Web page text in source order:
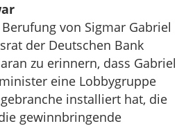
von Sigmar Gabriel
der Deutschen Bank
zu erinnern, dass Gabriel
eine Lobbygruppe
installiert hat, die
gewinnbringende